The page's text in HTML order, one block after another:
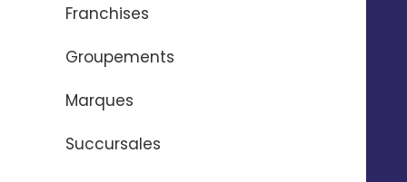
Franchises
Groupements
Marques
Succursales